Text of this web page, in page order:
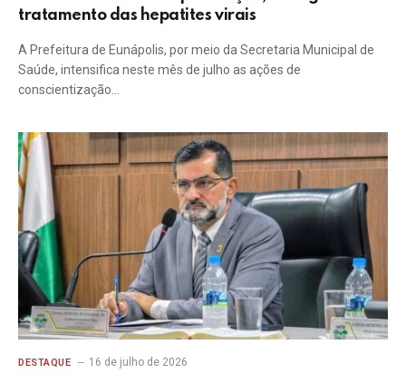
tratamento das hepatites virais
A Prefeitura de Eunápolis, por meio da Secretaria Municipal de
Saúde, intensifica neste mês de julho as ações de
conscientização…
DESTAQUE 16 de julho de 2026